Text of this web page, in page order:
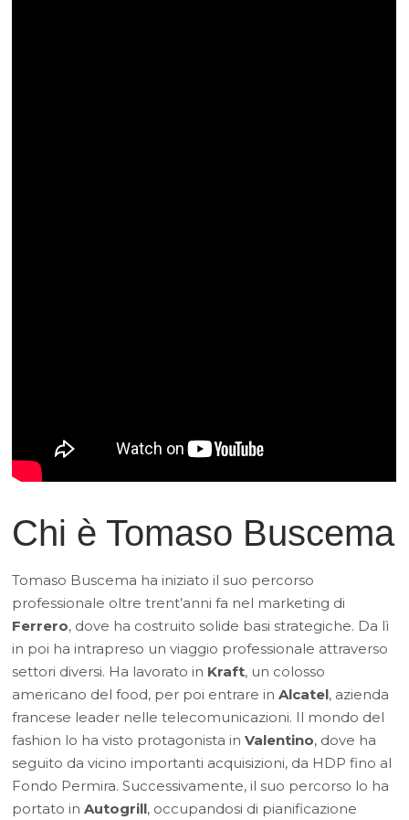
Chi è Tomaso Buscema
Tomaso Buscema ha iniziato il suo percorso
professionale oltre trent’anni fa nel marketing di
Ferrero, dove ha costruito solide basi strategiche. Da lì
in poi ha intrapreso un viaggio professionale attraverso
settori diversi. Ha lavorato in Kraft, un colosso
americano del food, per poi entrare inAlcatel, azienda
francese leader nelle telecomunicazioni. Il mondo del
fashion lo ha visto protagonista inValentino, dove ha
seguito da vicino importanti acquisizioni, da HDP fino al
Fondo Permira. Successivamente, il suo percorso lo ha
portato inAutogrill, occupandosi di pianificazione